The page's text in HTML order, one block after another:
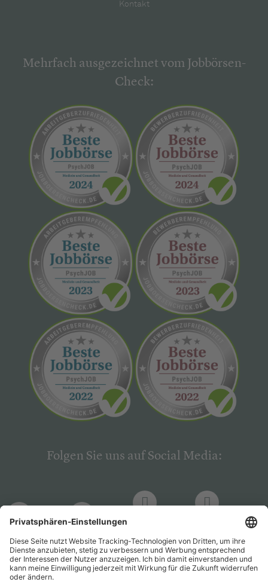
Kontakt
Mehrfach ausgezeichnet vom Jobbörsen-
Check:
Folgen Sie uns auf Social Media:
PsychJOB PsychJOB
Hogrefe
Verlag
Hogrefe
Verlag